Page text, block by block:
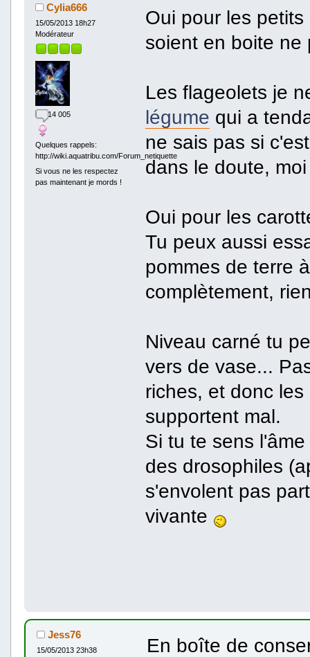
Cylia666
15/05/2013 18h27
Modérateur
14 005
Quelques rappels:
http://wiki.aquatribu.com/Forum_netiquette
Si vous ne les respectez
pas maintenant je mords !
Oui pour les
soient en boite ne
Les flageolets je
légume qui a
ne sais pas si
dans le doute,
Oui pour les
Tu peux aussi
pommes de terre
complètement,
Niveau carné tu
vers de vase...
riches, et donc
supportent mal.
Si tu te sens
des drosophiles
s'envolent pas
vivante
Jess76
15/05/2013 23h38
En boîte de